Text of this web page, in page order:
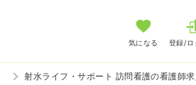
気になる 登録/ロ
射水ライフ・サポート 訪問看護の看護師求